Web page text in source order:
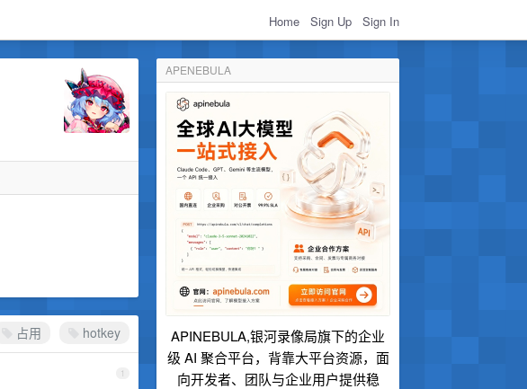
Home Sign Up Sign In
APENEBULA
APINEBULA,银河录像局旗下的企业
级 AI 聚合平台，背靠大平台资源，面
向开发者、团队与企业用户提供稳
占用 hotkey
1